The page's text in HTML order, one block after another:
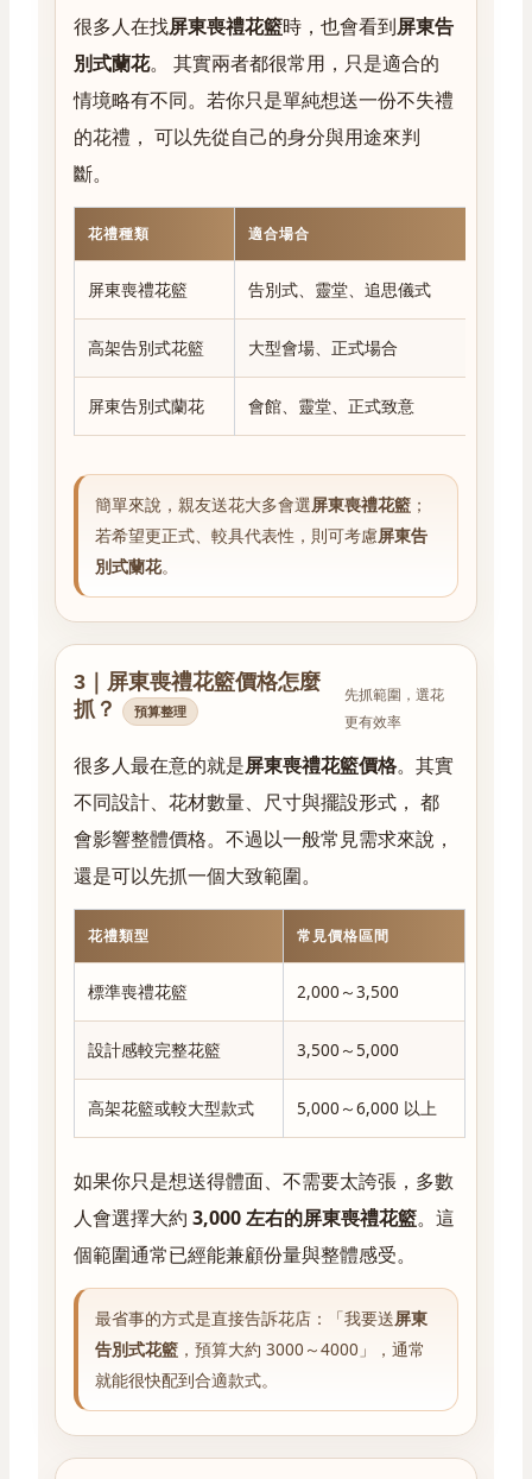
很多人在找屏東喪禮花籃時，也會看到屏東告
別式蘭花。 其實兩者都很常用，只是適合的
情境略有不同。若你只是單純想送一份不失禮
的花禮， 可以先從自己的身分與用途來判
斷。
花禮種類 適合場合
屏東喪禮花籃 告別式、靈堂、追思儀式
高架告別式花籃 大型會場、正式場合
屏東告別式蘭花 會館、靈堂、正式致意
簡單來說，親友送花大多會選屏東喪禮花籃 ；
若希望更正式、較具代表性，則可考慮屏東告
別式蘭花。
3｜屏東喪禮花籃價格怎麼
抓？
預算整理
先抓範圍，選花
更有效率
很多人最在意的就是屏東喪禮花籃價格。其實
不同設計、花材數量、尺寸與擺設形式， 都
會影響整體價格。不過以一般常見需求來說，
還是可以先抓一個大致範圍。
花禮類型 常見價格區間
標準喪禮花籃 2,000～3,500
設計感較完整花籃 3,500～5,000
高架花籃或較大型款式 5,000～6,000 以上
如果你只是想送得體面、不需要太誇張，多數
人會選擇大約3,000 左右的屏東喪禮花籃。這
個範圍通常已經能兼顧份量與整體感受。
最省事的方式是直接告訴花店：「我要送屏東
告別式花籃 ，預算大約 3000～4000」，通常
就能很快配到合適款式。